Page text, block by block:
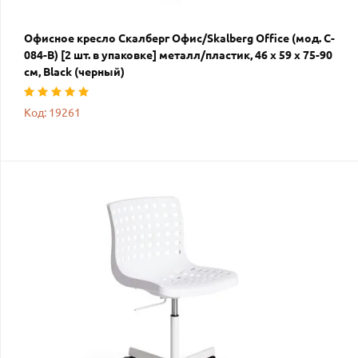
Офисное кресло Скалберг Офис/Skalberg Office (мод. C-
084-B) [2 шт. в упаковке] металл/пластик, 46 х 59 х 75-90
см, Black (черный)
Код: 19261